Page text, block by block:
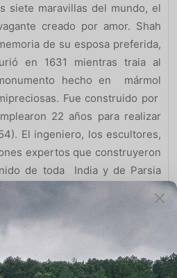
siete maravillas del mundo, el
creado por amor. Shah
de su esposa preferida,
en 1631 mientras traia al
hecho en mármol
Fue construido por
22 años para realizar
El ingeniero, los escultores,
expertos que construyeron
de toda India y de Parsia
obra maestra de la arquitectura
del desayuno por la mañana
por el rio Ganges para ver los
por la mañana en los Ghats,